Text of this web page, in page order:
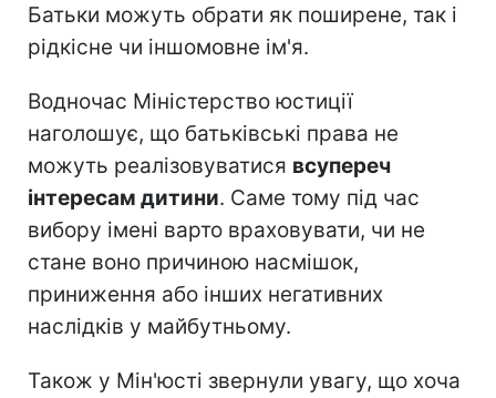
Батьки можуть обрати як поширене, так і
рідкісне чи іншомовне ім'я.
Водночас Міністерство юстиції
наголошує, що батьківські права не
можуть реалізовуватися всупереч
інтересам дитини. Саме тому під час
вибору імені варто враховувати, чи не
стане воно причиною насмішок,
приниження або інших негативних
наслідків у майбутньому.
Також у Мін'юсті звернули увагу, що хоча